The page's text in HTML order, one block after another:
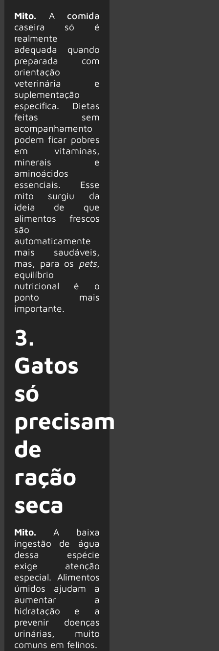
Mito. A comida
caseira só é
realmente
adequada quando
preparada com
orientação
veterinária e
suplementação
específica. Dietas
feitas sem
acompanhamento
podem ficar pobres
em vitaminas,
minerais e
aminoácidos
essenciais. Esse
mito surgiu da
ideia de que
alimentos frescos
são
automaticamente
mais saudáveis,
mas, para os pets,
equilíbrio
nutricional é o
ponto mais
importante.
3.
Gatos
só
precisam
de
ração
seca
Mito. A baixa
ingestão de água
dessa espécie
exige atenção
especial. Alimentos
úmidos ajudam a
aumentar a
hidratação e a
prevenir doenças
urinárias, muito
comuns em felinos.